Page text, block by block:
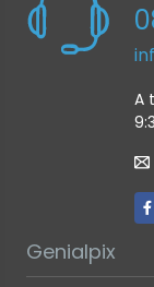
A
Genialpix